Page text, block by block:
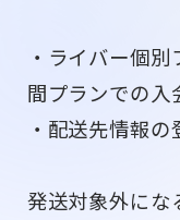
・ライバー個
間プランでの入
・配送先情報
発送対象外にな